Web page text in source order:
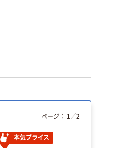
本気プライス
ページ： 1 ／2